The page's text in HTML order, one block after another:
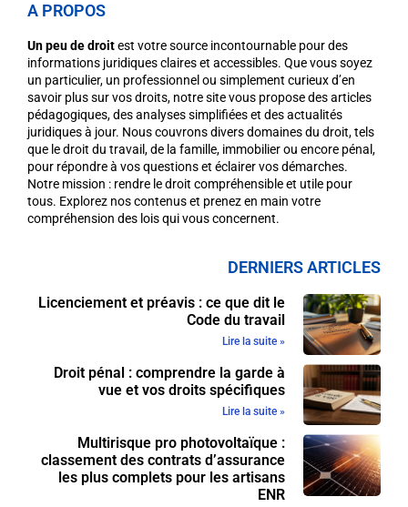
A PROPOS
Un peu de droitest votre source incontournable pour des
informations juridiques claires et accessibles. Que vous soyez
un particulier, un professionnel ou simplement curieux d’en
savoir plus sur vos droits, notre site vous propose des articles
pédagogiques, des analyses simplifiées et des actualités
juridiques à jour. Nous couvrons divers domaines du droit, tels
que le droit du travail, de la famille, immobilier ou encore pénal,
pour répondre à vos questions et éclairer vos démarches.
Notre mission : rendre le droit compréhensible et utile pour
tous. Explorez nos contenus et prenez en main votre
compréhension des lois qui vous concernent.
DERNIERS ARTICLES
Licenciement et préavis : ce que dit le
Code du travail
Lire la suite »
Droit pénal : comprendre la garde à
vue et vos droits spécifiques
Lire la suite »
Multirisque pro photovoltaïque :
classement des contrats d’assurance
les plus complets pour les artisans
ENR